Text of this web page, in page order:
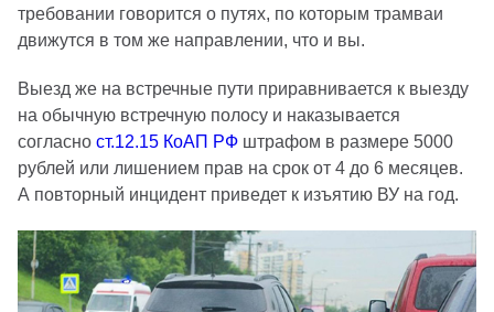
требовании говорится о путях, по которым трамваи
движутся в том же направлении, что и вы.
Выезд же на встречные пути приравнивается к выезду
на обычную встречную полосу и наказывается
согласно ст.12.15 КоАП РФ штрафом в размере 5000
рублей или лишением прав на срок от 4 до 6 месяцев.
А повторный инцидент приведет к изъятию ВУ на год.